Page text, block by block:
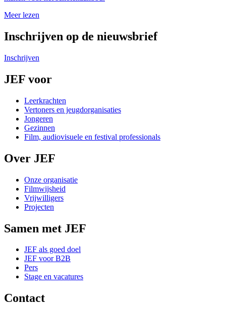
Meer lezen
Inschrijven op de nieuwsbrief
Inschrijven
JEF voor
Leerkrachten
Vertoners en jeugdorganisaties
Jongeren
Gezinnen
Film, audiovisuele en festival professionals
Over JEF
Onze organisatie
Filmwijsheid
Vrijwilligers
Projecten
Samen met JEF
JEF als goed doel
JEF voor B2B
Pers
Stage en vacatures
Contact